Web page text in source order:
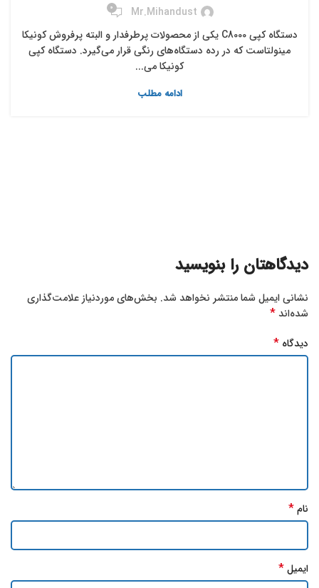
Mr.mihandust
0
دستگاه کپی C8000 یکی از محصولات پرطرفدار و البته پرفروش کونیکا
مینولتاست که در رده دستگاه‌های رنگی قرار می‌گیرد. دستگاه کپی
کونیکا می...
ادامه مطلب
دیدگاهتان را بنویسید
نشانی ایمیل شما منتشر نخواهد شد. بخش‌های موردنیاز علامت‌گذاری
شده‌اند*
دیدگاه *
نام*
ایمیل*